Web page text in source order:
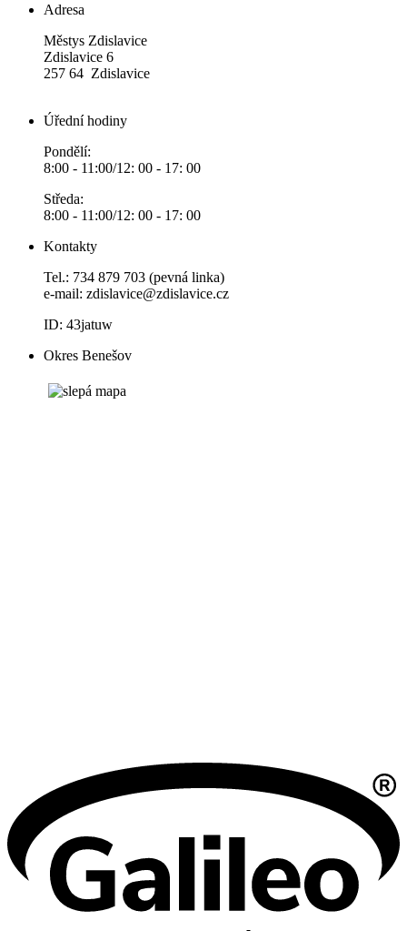
Adresa
Městys Zdislavice
Zdislavice 6
257 64 Zdislavice
Úřední hodiny
Pondělí:
8:00 - 11:00/12: 00 - 17: 00
Středa:
8:00 - 11:00/12: 00 - 17: 00
Kontakty
Tel.: 734 879 703 (pevná linka)
e-mail: zdislavice@zdislavice.cz
ID: 43jatuw
Okres Benešov